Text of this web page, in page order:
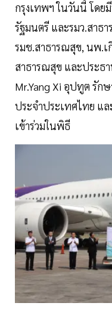
กรุงเทพฯ ในวันนี้ โด
รัฐมนตรี และรมว.สาธ
รมช.สาธารณสุข, นพ.เ
สาธารณสุข และประธา
Mr.Yang Xi อุปทูต รัก
ประจำประเทศไทย แ
เข้าร่วมในพิธี